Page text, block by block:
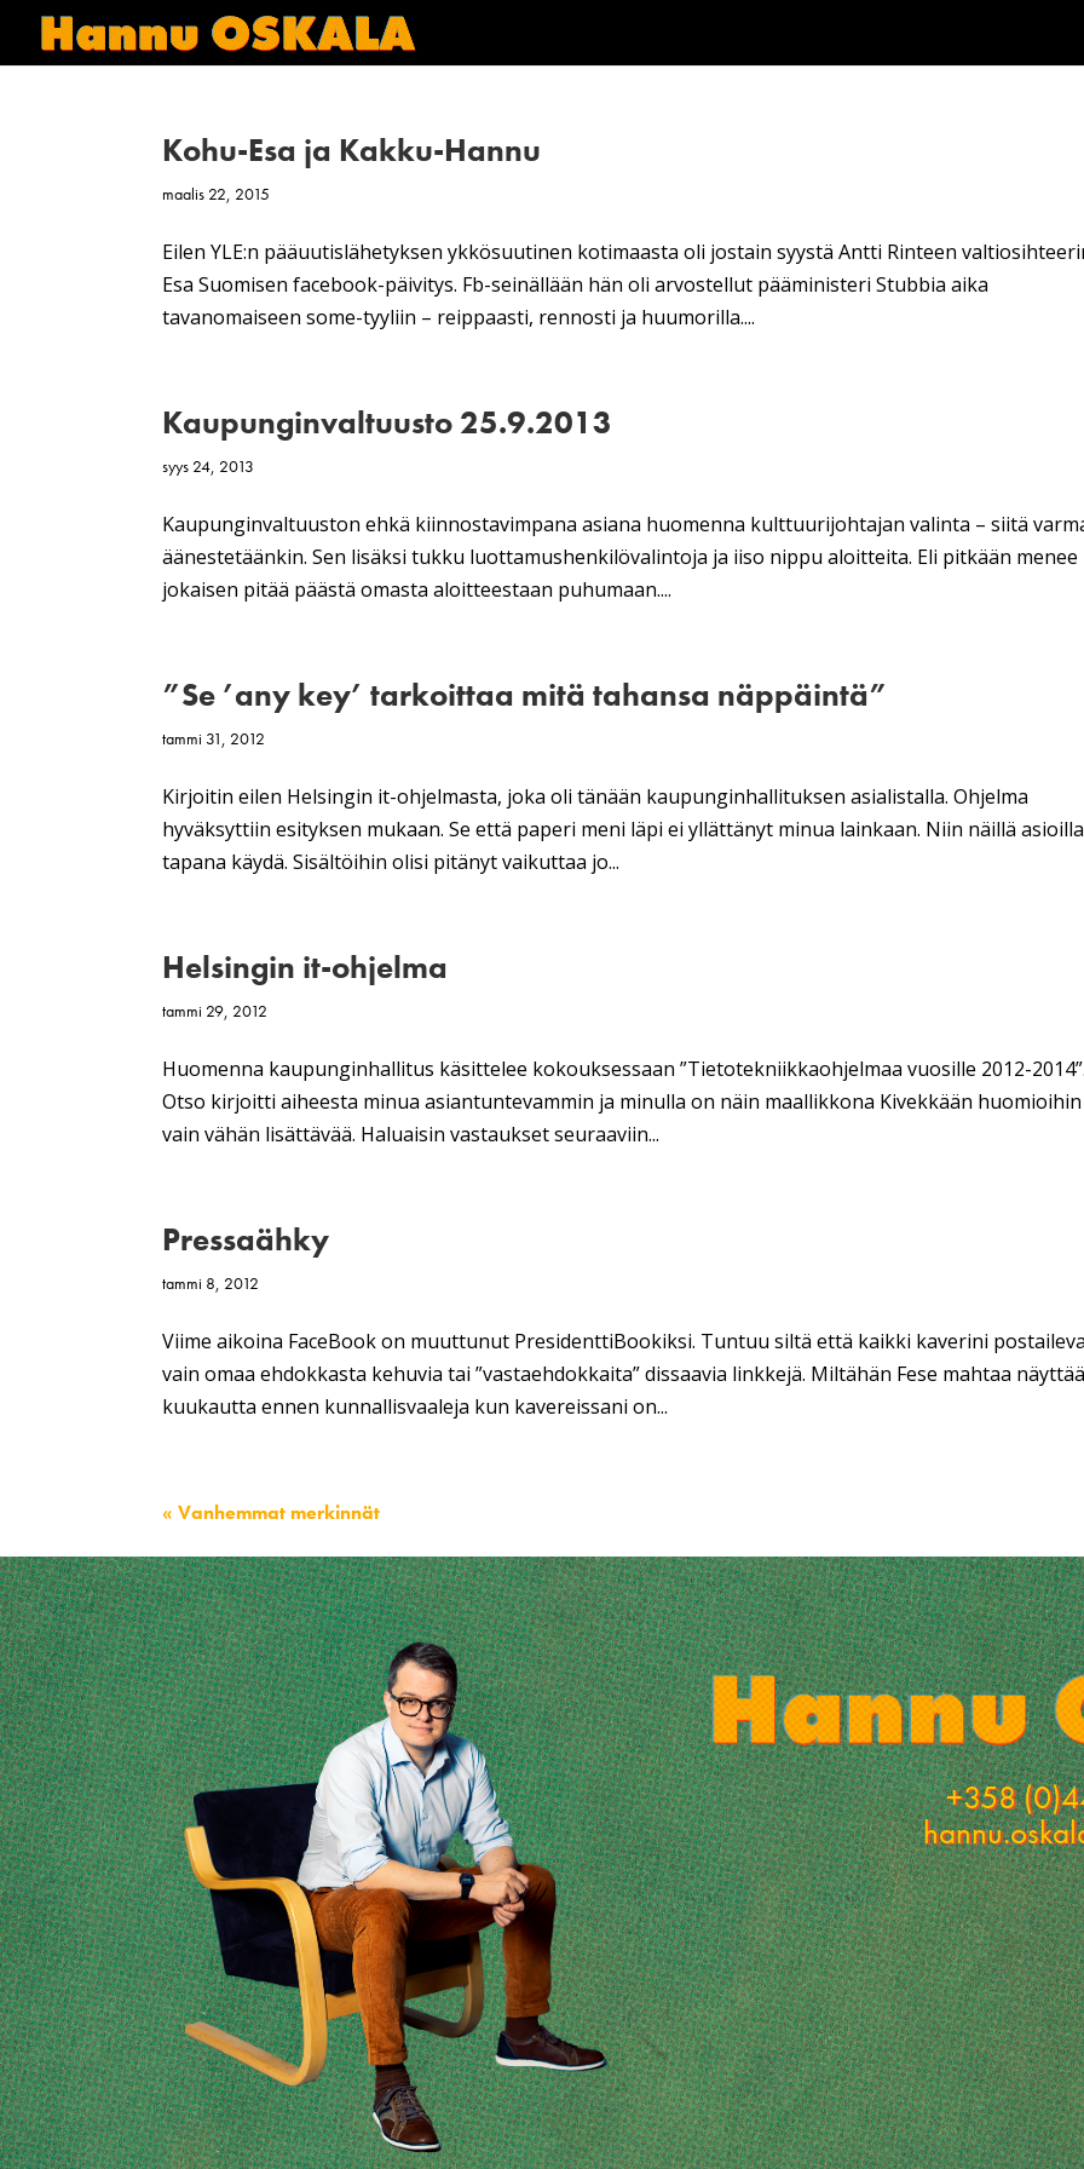
Kohu-Esa ja Kakku-Hannu
maalis 22, 2015
Eilen YLE:n pääuutislähetyksen ykkösuutinen kotimaasta oli jostain syystä Antti Rinteen
Esa Suomisen facebook-päivitys. Fb-seinällään hän oli arvostellut pääministeri Stubbia aika
tavanomaiseen some-tyyliin – reippaasti, rennosti ja huumorilla....
Kaupunginvaltuusto 25.9.2013
syys 24, 2013
Kaupunginvaltuuston ehkä kiinnostavimpana asiana huomenna kulttuurijohtajan valinta – siitä
äänestetäänkin. Sen lisäksi tukku luottamushenkilövalintoja ja iiso nippu aloitteita. Eli pitkään
jokaisen pitää päästä omasta aloitteestaan puhumaan....
”Se ’any key’ tarkoittaa mitä tahansa näppäintä”
tammi 31, 2012
Kirjoitin eilen Helsingin it-ohjelmasta, joka oli tänään kaupunginhallituksen asialistalla. Ohjelma
hyväksyttiin esityksen mukaan. Se että paperi meni läpi ei yllättänyt minua lainkaan. Niin näillä
tapana käydä. Sisältöihin olisi pitänyt vaikuttaa jo...
Helsingin it-ohjelma
tammi 29, 2012
Huomenna kaupunginhallitus käsittelee kokouksessaan ”Tietotekniikkaohjelmaa vuosille 2012-
Otso kirjoitti aiheesta minua asiantuntevammin ja minulla on näin maallikkona Kivekkään huomioihin
vain vähän lisättävää. Haluaisin vastaukset seuraaviin...
Pressaähky
tammi 8, 2012
Viime aikoina FaceBook on muuttunut PresidenttiBookiksi. Tuntuu siltä että kaikki kaverini
vain omaa ehdokkasta kehuvia tai ”vastaehdokkaita” dissaavia linkkejä. Miltähän Fese mahtaa
kuukautta ennen kunnallisvaaleja kun kavereissani on...
« Vanhemmat merkinnät
+358